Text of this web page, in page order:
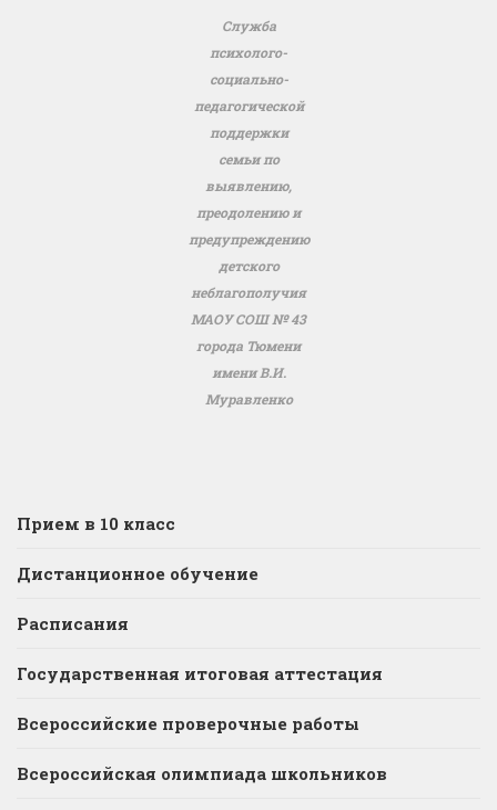
Служба
психолого-
социально-
педагогической
поддержки
семьи по
выявлению,
преодолению и
предупреждению
детского
неблагополучия
МАОУ СОШ № 43
города Тюмени
имени В.И.
Муравленко
Прием в 10 класс
Дистанционное обучение
Расписания
Государственная итоговая аттестация
Всероссийские проверочные работы
Всероссийская олимпиада школьников